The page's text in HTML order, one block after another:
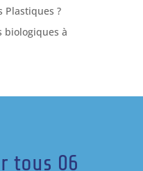
Plastiques ?
biologiques à
tous 06